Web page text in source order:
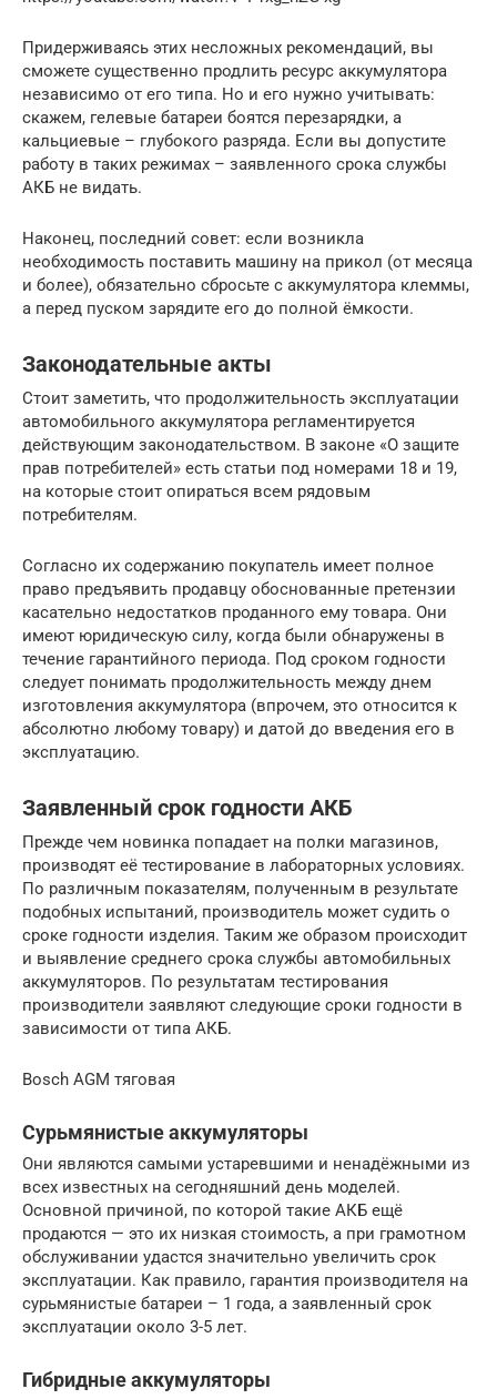
Придерживаясь этих несложных рекомендаций, вы
сможете существенно продлить ресурс аккумулятора
независимо от его типа. Но и его нужно учитывать:
скажем, гелевые батареи боятся перезарядки, а
кальциевые – глубокого разряда. Если вы допустите
работу в таких режимах – заявленного срока службы
АКБ не видать.
Наконец, последний совет: если возникла
необходимость поставить машину на прикол (от месяца
и более), обязательно сбросьте с аккумулятора клеммы,
а перед пуском зарядите его до полной ёмкости.
Законодательные акты
Стоит заметить, что продолжительность эксплуатации
автомобильного аккумулятора регламентируется
действующим законодательством. В законе «О защите
прав потребителей» есть статьи под номерами 18 и 19,
на которые стоит опираться всем рядовым
потребителям.
Согласно их содержанию покупатель имеет полное
право предъявить продавцу обоснованные претензии
касательно недостатков проданного ему товара. Они
имеют юридическую силу, когда были обнаружены в
течение гарантийного периода. Под сроком годности
следует понимать продолжительность между днем
изготовления аккумулятора (впрочем, это относится к
абсолютно любому товару) и датой до введения его в
эксплуатацию.
Заявленный срок годности АКБ
Прежде чем новинка попадает на полки магазинов,
производят её тестирование в лабораторных условиях.
По различным показателям, полученным в результате
подобных испытаний, производитель может судить о
сроке годности изделия. Таким же образом происходит
и выявление среднего срока службы автомобильных
аккумуляторов. По результатам тестирования
производители заявляют следующие сроки годности в
зависимости от типа АКБ.
Bosch AGM тяговая
Сурьмянистые аккумуляторы
Они являются самыми устаревшими и ненадёжными из
всех известных на сегодняшний день моделей.
Основной причиной, по которой такие АКБ ещё
продаются — это их низкая стоимость, а при грамотном
обслуживании удастся значительно увеличить срок
эксплуатации. Как правило, гарантия производителя на
сурьмянистые батареи – 1 года, а заявленный срок
эксплуатации около 3-5 лет.
Гибридные аккумуляторы